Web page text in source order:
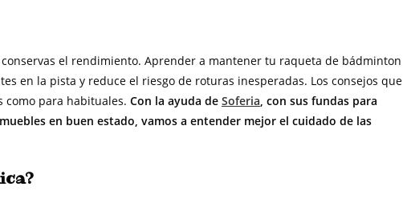
el rendimiento. Aprender a mantener tu raqueta de bádminton
en la pista y reduce el riesgo de roturas inesperadas. Los consejos que
como para habituales. Con la ayuda de Soferia, con sus fundas para
en buen estado, vamos a entender mejor el cuidado de las